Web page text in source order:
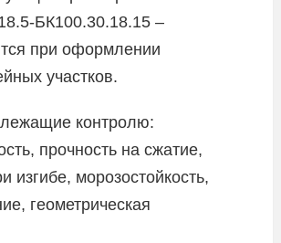
БК100.30.18.15 –
при оформлении
участков.
контролю:
прочность на сжатие,
изгибе, морозостойкость,
геометрическая